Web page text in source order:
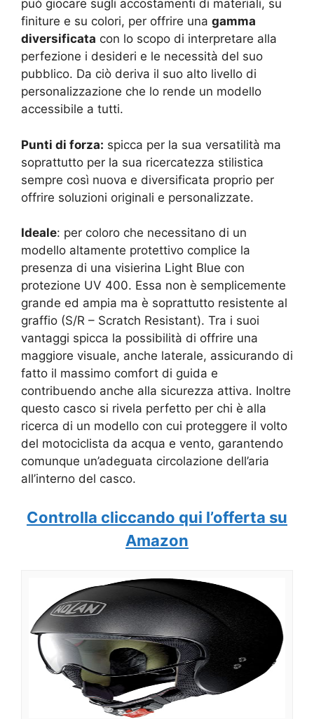
può giocare sugli accostamenti di materiali, su
finiture e su colori, per offrire una gamma
diversificata con lo scopo di interpretare alla
perfezione i desideri e le necessità del suo
pubblico. Da ciò deriva il suo alto livello di
personalizzazione che lo rende un modello
accessibile a tutti.
Punti di forza: spicca per la sua versatilità ma
soprattutto per la sua ricercatezza stilistica
sempre così nuova e diversificata proprio per
offrire soluzioni originali e personalizzate.
Ideale: per coloro che necessitano di un
modello altamente protettivo complice la
presenza di una visierina Light Blue con
protezione UV 400. Essa non è semplicemente
grande ed ampia ma è soprattutto resistente al
graffio (S/R – Scratch Resistant). Tra i suoi
vantaggi spicca la possibilità di offrire una
maggiore visuale, anche laterale, assicurando di
fatto il massimo comfort di guida e
contribuendo anche alla sicurezza attiva. Inoltre
questo casco si rivela perfetto per chi è alla
ricerca di un modello con cui proteggere il volto
del motociclista da acqua e vento, garantendo
comunque un’adeguata circolazione dell’aria
all’interno del casco.
Controlla cliccando qui l’offerta su
Amazon